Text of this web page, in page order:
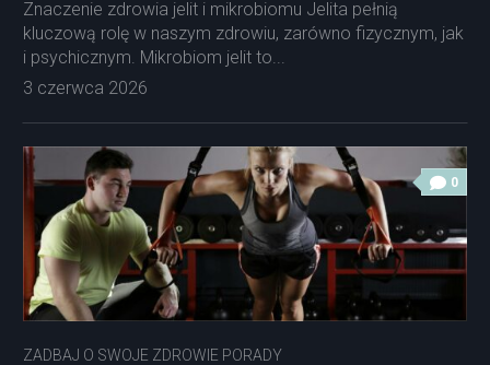
Znaczenie zdrowia jelit i mikrobiomu Jelita pełnią
kluczową rolę w naszym zdrowiu, zarówno fizycznym, jak
i psychicznym. Mikrobiom jelit to...
3 czerwca 2026
0
ZADBAJ O SWOJE ZDROWIE PORADY